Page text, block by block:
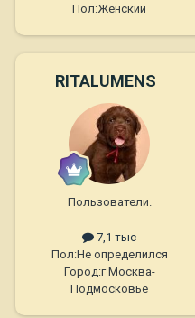
Пол:Женский
RITALUMENS
Пользователи.
7,1 тыс
Пол:Не определился
Город:г Москва-
Подмосковье